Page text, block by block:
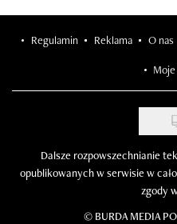
Regulamin Reklama O nas
Dalsze rozpowszechnianie
opublikowanych w serwisie w
zgody
© BURDA MEDIA